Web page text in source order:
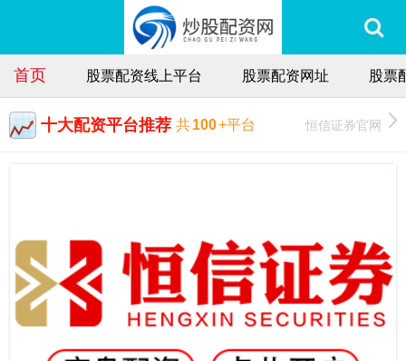
首页 股票配资线上平台 股票配资网址 股票
十大配资平台推荐 共100+平台 恒信证券官网